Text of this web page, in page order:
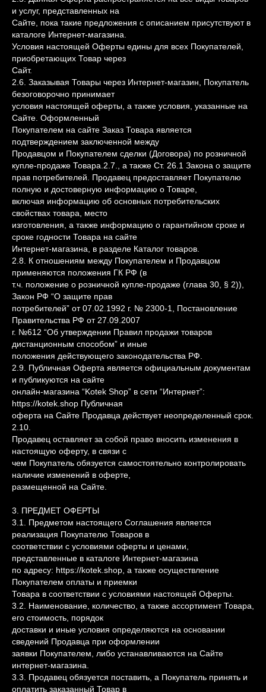
и услуг, представленных на
Сайте, пока такие предложения с описанием присутствуют в
каталоге Интернет-магазина.
Условия настоящей Оферты едины для всех Покупателей,
приобретающих Товар через
Сайт.
2.6. Заказывая Товары через Интернет-магазин, Покупатель
безоговорочно принимает
условия настоящей оферты, а также условия, указанные на
Сайте. Оформленный
Покупателем на сайте Заказ Товара является
подтверждением заключенной между
Продавцом и Покупателем сделки (Договора) по розничной
купле-продаже Товара.2.7., а также Ст. 26.1 Закона о защите
прав потребителей. Продавец предоставляет Покупателю
полную и достоверную информацию о Товаре,
включая информацию об основных потребительских
свойствах товара, место
изготовления, а также информацию о гарантийном сроке и
сроке годности Товара на сайте
Интернет-магазина, в разделе Каталог товаров.
2.8. К отношениям между Покупателем и Продавцом
применяются положения ГК РФ (в
т.ч. положение о розничной купле-продаже (глава 30, § 2)),
Закон РФ “О защите прав
потребителей” от 07.02.1992 г. № 2300-1, Постановление
Правительства РФ от 27.09.2007
г. №612 “Об утверждении Правил продажи товаров
дистанционным способом” и иные
положения действующего законодательства РФ.
2.9. Публичная Оферта является официальным документам
и публикуются на сайте
онлайн-магазина “Kotek Shop” в сети “Интернет”:
https://kotek.shop Публичная
оферта на Сайте Продавца действует неопределенный срок.
2.10.
Продавец оставляет за собой право вносить изменения в
настоящую оферту, в связи с
чем Покупатель обязуется самостоятельно контролировать
наличие изменений в оферте,
размещенной на Сайте.
3. ПРЕДМЕТ ОФЕРТЫ
3.1. Предметом настоящего Соглашения является
реализация Покупателю Товаров в
соответствии с условиями оферты и ценами,
представленные в каталоге Интернет-магазина
по адресу: https://kotek.shop, а также осуществление
Покупателем оплаты и приемки
Товара в соответствии с условиями настоящей Оферты.
3.2. Наименование, количество, а также ассортимент Товара,
его стоимость, порядок
доставки и иные условия определяются на основании
сведений Продавца при оформлении
заявки Покупателем, либо устанавливаются на Сайте
интернет-магазина.
3.3. Продавец обязуется поставить, а Покупатель принять и
оплатить заказанный Товар в